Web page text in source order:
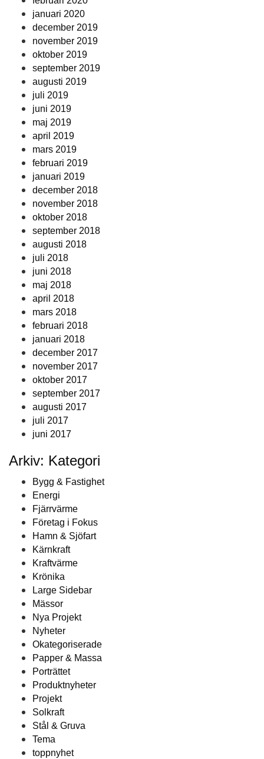
januari 2020
december 2019
november 2019
oktober 2019
september 2019
augusti 2019
juli 2019
juni 2019
maj 2019
april 2019
mars 2019
februari 2019
januari 2019
december 2018
november 2018
oktober 2018
september 2018
augusti 2018
juli 2018
juni 2018
maj 2018
april 2018
mars 2018
februari 2018
januari 2018
december 2017
november 2017
oktober 2017
september 2017
augusti 2017
juli 2017
juni 2017
Arkiv: Kategori
Bygg & Fastighet
Energi
Fjärrvärme
Företag i Fokus
Hamn & Sjöfart
Kärnkraft
Kraftvärme
Krönika
Large Sidebar
Mässor
Nya Projekt
Nyheter
Okategoriserade
Papper & Massa
Porträttet
Produktnyheter
Projekt
Solkraft
Stål & Gruva
Tema
toppnyhet